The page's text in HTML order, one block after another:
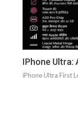
IPhone Ultra:
iPhone Ultra First